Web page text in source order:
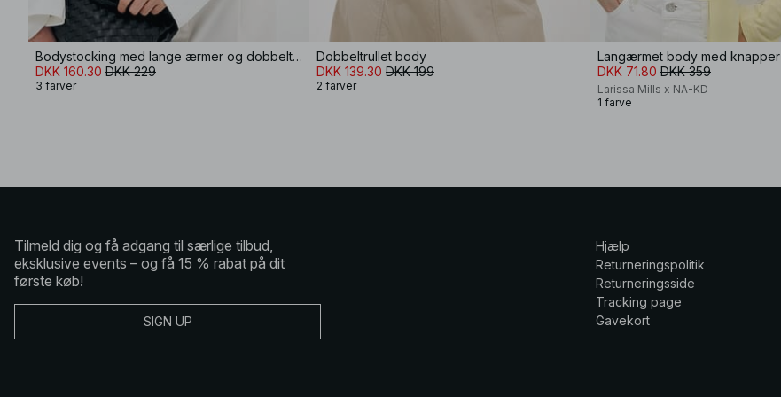
Bodystocking med lange ærmer og dobbelt ombuk
DKK 160.30 DKK 229
3 farver
Dobbeltrullet body
DKK 139.30 DKK 199
2 farver
Langærmet body med knapper
DKK 71.80 DKK 359
Larissa Mills x NA-KD
1 farve
Tilmeld dig og få adgang til særlige tilbud,
eksklusive events – og få 15 % rabat på dit
første køb!
SIGN UP
Hjælp
Returneringspolitik
Returneringsside
Tracking page
Gavekort